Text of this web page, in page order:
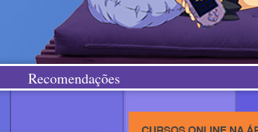
Recomendações